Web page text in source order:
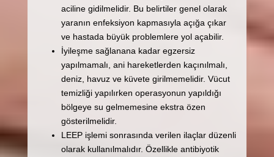
aciline gidilmelidir. Bu belirtiler genel olarak
yaranın enfeksiyon kapmasıyla açığa çıkar
ve hastada büyük problemlere yol açabilir.
İyileşme sağlanana kadar egzersiz
yapılmamalı, ani hareketlerden kaçınılmalı,
deniz, havuz ve küvete girilmemelidir. Vücut
temizliği yapılırken operasyonun yapıldığı
bölgeye su gelmemesine ekstra özen
gösterilmelidir.
LEEP işlemi sonrasında verilen ilaçlar düzenli
olarak kullanılmalıdır. Özellikle antibiyotik